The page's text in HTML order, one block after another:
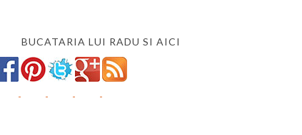
BUCATARIA LUI RADU SI AICI